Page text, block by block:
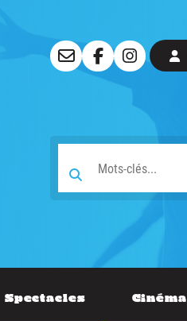
Spectacles Cinéma